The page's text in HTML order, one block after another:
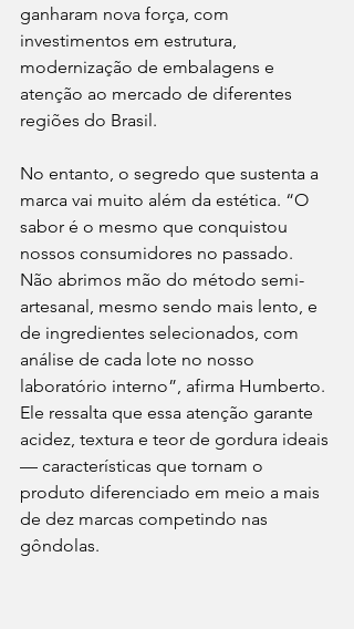
ganharam nova força, com
investimentos em estrutura,
modernização de embalagens e
atenção ao mercado de diferentes
regiões do Brasil.
No entanto, o segredo que sustenta a
marca vai muito além da estética. “O
sabor é o mesmo que conquistou
nossos consumidores no passado.
Não abrimos mão do método semi-
artesanal, mesmo sendo mais lento, e
de ingredientes selecionados, com
análise de cada lote no nosso
laboratório interno”, afirma Humberto.
Ele ressalta que essa atenção garante
acidez, textura e teor de gordura ideais
— características que tornam o
produto diferenciado em meio a mais
de dez marcas competindo nas
gôndolas.